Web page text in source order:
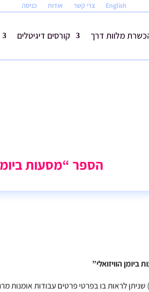
English צרי קשר אודות כניסה
מלוות דרך קורסים דיגיטלים
הספר “מסעות ביומן
לראות בו בפרטי פרטים עבודות אומנות